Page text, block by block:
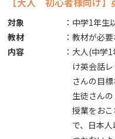
対象 ： 中学1年生
教材
：教材が必要
内容
：大人(中学
け英会話
さんの目
生徒さん
授業をお
で、日本